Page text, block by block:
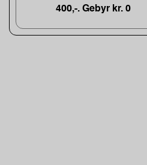
400,-. Gebyr kr. 0